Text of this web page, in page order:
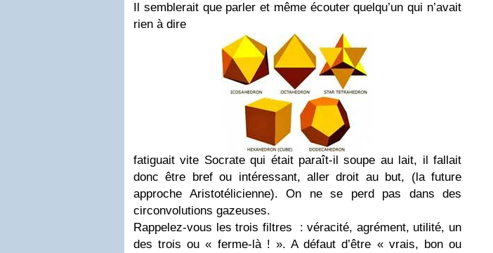
Il semblerait que parler et même écouter quelqu’un qui n’avait
rien à dire
fatiguait vite Socrate qui était paraît-il soupe au lait, il fallait
donc être bref ou intéressant, aller droit au but, (la future
approche Aristotélicienne). On ne se perd pas dans des
circonvolutions gazeuses.
Rappelez-vous les trois filtres : véracité, agrément, utilité, un
des trois ou « ferme-là ! ». A défaut d’être « vrais, bon ou